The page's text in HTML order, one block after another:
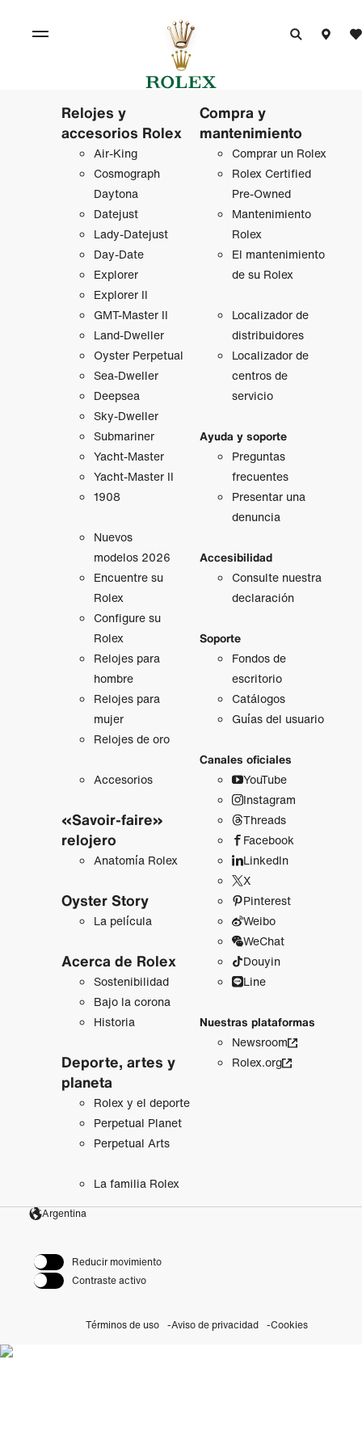
Relojes y
accesorios Rolex
Air‑King
Cosmograph
Daytona
Datejust
Lady‑Datejust
Day-Date
Explorer
Explorer II
GMT‑Master II
Land-Dweller
Oyster Perpetual
Sea-Dweller
Deepsea
Sky-Dweller
Submariner
Yacht-Master
Yacht-Master II
1908
Nuevos
modelos 2026
Encuentre su
Rolex
Configure su
Rolex
Relojes para
hombre
Relojes para
mujer
Relojes de oro
Accesorios
«Savoir-faire»
relojero
Anatomía Rolex
Oyster Story
La película
Acerca de Rolex
Sostenibilidad
Bajo la corona
Historia
Deporte, artes y
planeta
Rolex y el deporte
Perpetual Planet
Perpetual Arts
La familia Rolex
Compra y
mantenimiento
Comprar un Rolex
Rolex Certified
Pre-Owned
Mantenimiento
Rolex
El mantenimiento
de su Rolex
Localizador de
distribuidores
Localizador de
centros de
servicio
Ayuda y soporte
Preguntas
frecuentes
Presentar una
denuncia
Accesibilidad
Consulte nuestra
declaración
Soporte
Fondos de
escritorio
Catálogos
Guías del usuario
Canales oficiales
YouTube
Instagram
Threads
Facebook
LinkedIn
X
Pinterest
Weibo
WeChat
Douyin
Line
Nuestras plataformas
Newsroom
Rolex.org
Argentina
Reducir movimiento
Contraste activo
Términos de uso Aviso de privacidad Cookies